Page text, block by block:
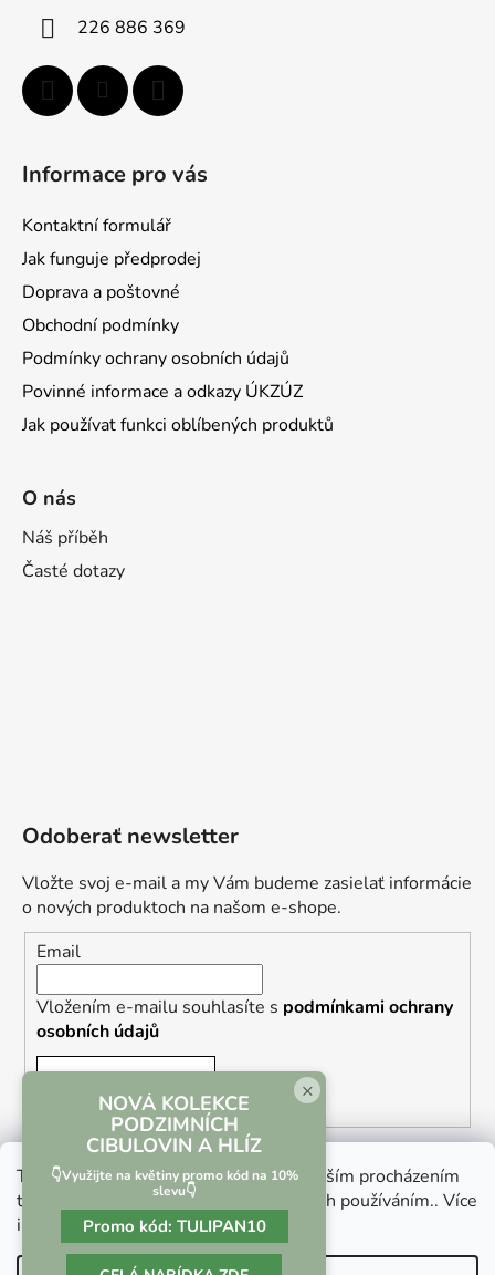
Tento web používá soubory cookie. Dalším procházením
tohoto webu vyjadřujete souhlas s jejich používáním.. Více
informacízde.
226 886 369
Informace pro vás
Kontaktní formulář
Jak funguje předprodej
Doprava a poštovné
Obchodní podmínky
Podmínky ochrany osobních údajů
Povinné informace a odkazy ÚKZÚZ
Jak používat funkci oblíbených produktů
O nás
Náš příběh
Časté dotazy
Odoberať newsletter
Vložte svoj e-mail a my Vám budeme zasielať informácie
o nových produktoch na našom e-shope.
Email
Vložením e-mailu souhlasíte s podmínkami ochrany
osobních údajů
Vrácení zboží a reklamace Kontaktní formulář
×
NOVÁ KOLEKCE
PODZIMNÍCH
CIBULOVIN A HLÍZ
👇Využijte na květiny promo kód na 10%
slevu👇
Promo kód: TULIPAN10